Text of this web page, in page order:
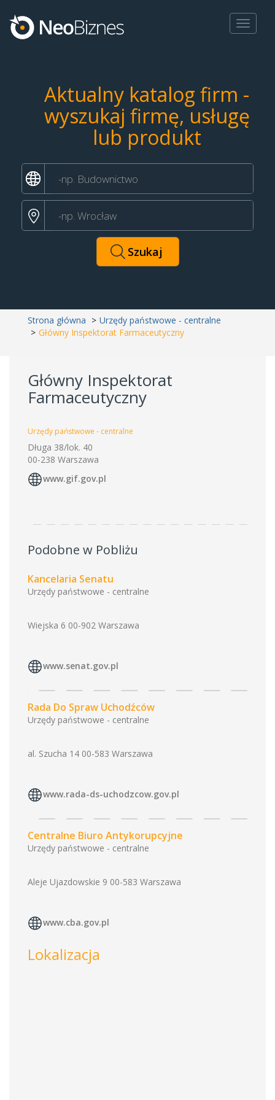
Toggle
Aktualny katalog firm -
wyszukaj firmę, usługę
lub produkt
Strona główna
Urzędy państwowe - centralne
Główny Inspektorat Farmaceutyczny
Główny Inspektorat
Farmaceutyczny
Urzędy państwowe - centralne
Długa 38/lok. 40
00-238 Warszawa
www.gif.gov.pl
Podobne w Pobliżu
Kancelaria Senatu
Urzędy państwowe - centralne
Wiejska 6 00-902 Warszawa
www.senat.gov.pl
Rada Do Spraw Uchodźców
Urzędy państwowe - centralne
al. Szucha 14 00-583 Warszawa
www.rada-ds-uchodzcow.gov.pl
Centralne Biuro Antykorupcyjne
Urzędy państwowe - centralne
Aleje Ujazdowskie 9 00-583 Warszawa
www.cba.gov.pl
Lokalizacja